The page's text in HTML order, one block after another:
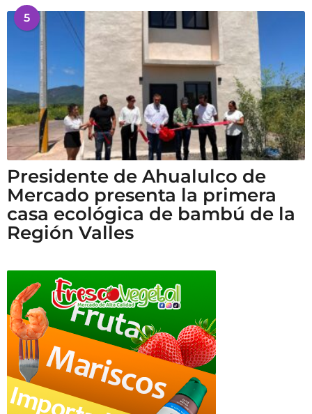
5
Presidente de Ahualulco de
Mercado presenta la primera
casa ecológica de bambú de la
Región Valles